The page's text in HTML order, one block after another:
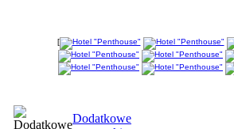
[
Dodatkowe